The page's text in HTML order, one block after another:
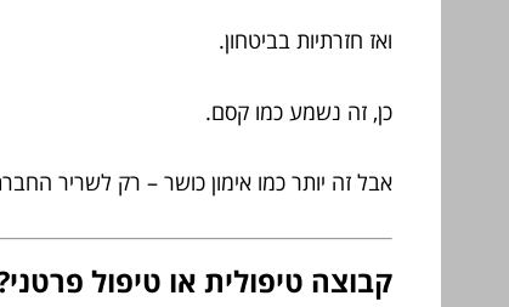
ואז חזרתיות בביטחון.
כן, זה נשמע כמו קסם.
אבל זה יותר כמו אימון כושר – רק לשריר
קבוצה טיפולית או טיפול